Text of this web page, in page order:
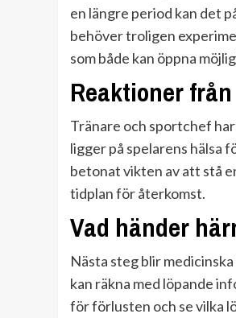
en längre period kan det
behöver troligen
som både kan öppna
Reaktioner
Tränare och sportchef
ligger på spelarens hälsa
betonat vikten av att stå
tidplan för återkomst.
Vad händer
Nästa steg blir
kan räkna med löpande
för förlusten och se vilka